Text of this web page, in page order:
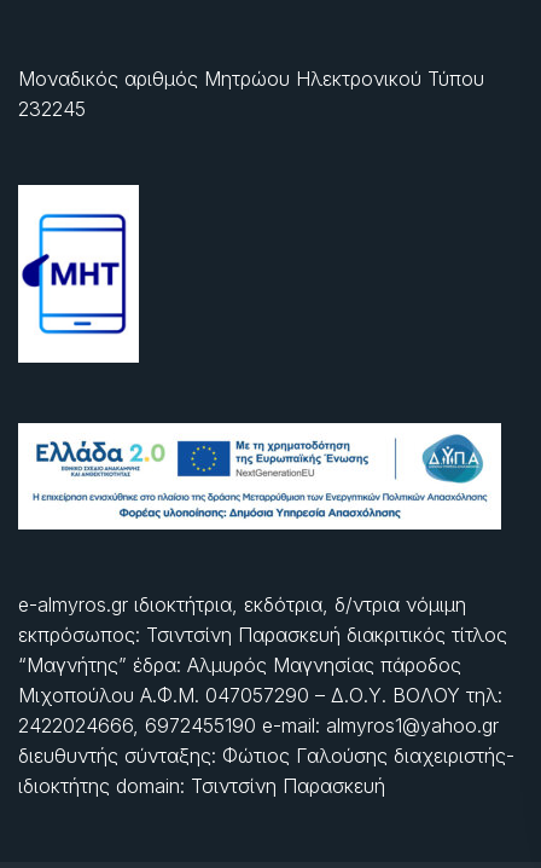
Μοναδικός αριθμός Μητρώου Ηλεκτρονικού Τύπου
232245
e-almyros.gr ιδιοκτήτρια, εκδότρια, δ/ντρια νόμιμη
εκπρόσωπος: Τσιντσίνη Παρασκευή διακριτικός τίτλος
“Μαγνήτης” έδρα: Αλμυρός Μαγνησίας πάροδος
Μιχοπούλου Α.Φ.Μ. 047057290 – Δ.Ο.Υ. ΒΟΛΟΥ τηλ:
2422024666, 6972455190 e-mail: almyros1@yahoo.gr
διευθυντής σύνταξης: Φώτιος Γαλούσης διαχειριστής-
ιδιοκτήτης domain: Τσιντσίνη Παρασκευή